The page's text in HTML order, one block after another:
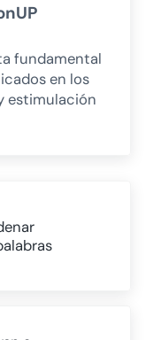
fundamental
en los
estimulación